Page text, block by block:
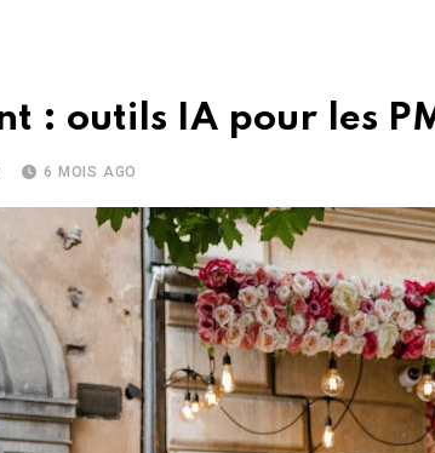
: outils IA pour les
6 MOIS AGO